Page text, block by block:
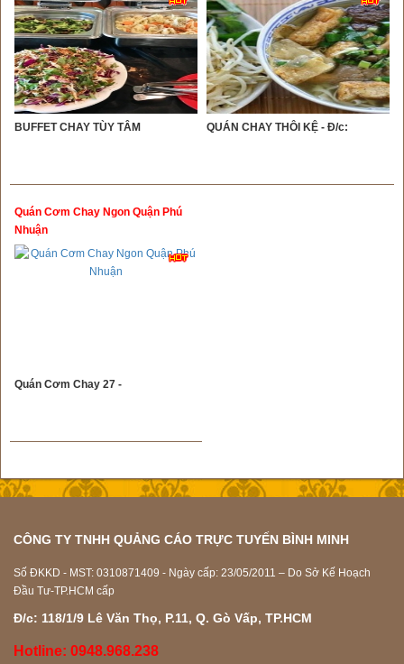
BUFFET CHAY TÙY TÂM QUÁN CHAY THÔI KỆ - Đ/c:
Quán Cơm Chay Ngon Quận Phú
Nhuận
Quán Cơm Chay 27 -
CÔNG TY TNHH QUẢNG CÁO TRỰC TUYẾN BÌNH MINH
Số ĐKKD - MST: 0310871409 - Ngày cấp: 23/05/2011 – Do Sở Kế Hoạch
Đầu Tư-TP.HCM cấp
Đ/c: 118/1/9 Lê Văn Thọ, P.11, Q. Gò Vấp, TP.HCM
Hotline: 0948.968.238